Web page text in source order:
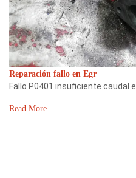
Reparación fallo en Egr
Fallo P0401 insuficiente caudal
Read More